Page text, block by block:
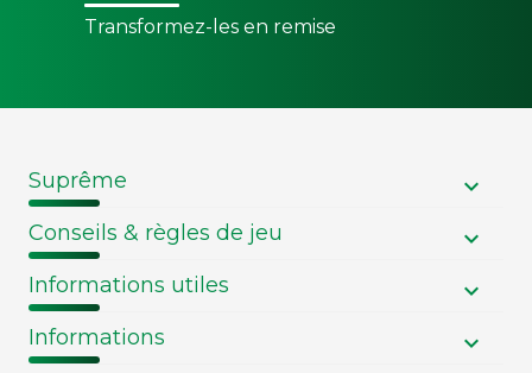
Transformez-les en remise
Suprême
Conseils & règles de jeu
Informations utiles
Informations